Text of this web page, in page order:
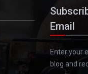
Email
Enter your
blog and